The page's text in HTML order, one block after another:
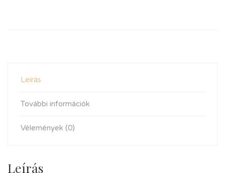
Leírás
További információk
Vélemények (0)
Leírás